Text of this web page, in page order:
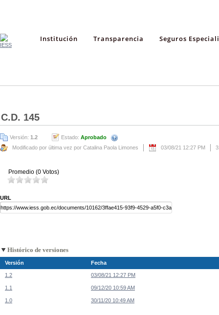
Institución Transparencia Seguros
C.D. 145
Versión: 1.2 Estado: Aprobado
Modificado por última vez por Catalina Paola Limones
03/08/21 12:27 PM
Promedio (0 Votos)
URL
Histórico de versiones
Versión Fecha
1.2 03/08/21 12:27 PM
1.1 09/12/20 10:59 AM
1.0 30/11/20 10:49 AM